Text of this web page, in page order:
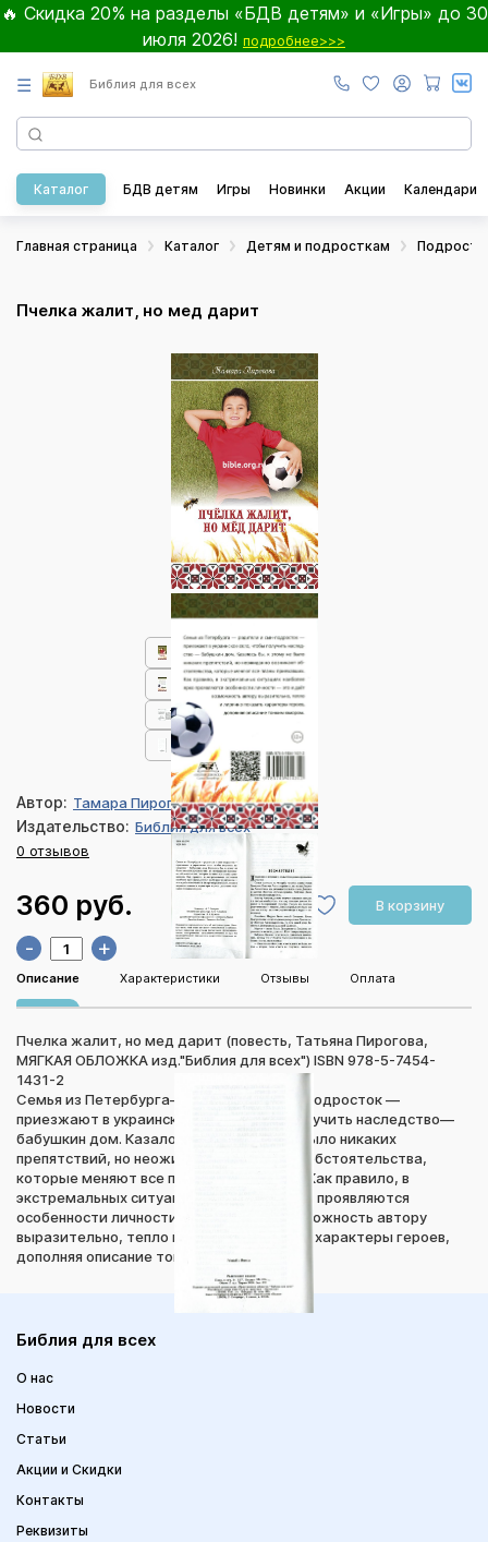
🔥 Скидка 20% на разделы «БДВ детям» и «Игры» до 30
июля 2026! подробнее>>>
☰ Библия для всех
Каталог БДВ детям Игры Новинки Акции Календари
Главная страница Каталог Детям и подросткам
Пчелка жалит, но мед дарит
Автор: Тамара Пирогова
Издательство: Библия для всех
0 отзывов
360 руб. В корзину
- +
Описание Характеристики Отзывы Оплата
Пчелка жалит, но мед дарит (повесть, Татьяна Пирогова,
МЯГКАЯ ОБЛОЖКА изд."Библия для всех") ISBN 978-5-7454-
1431-2
Семья из Петербурга— родители и сын-подросток —
приезжают в украинское село, чтобы получить наследство—
бабушкин дом. Казалось бы, к этому не было никаких
препятствий, но неожиданно возникают обстоятельства,
которые меняют все планы приехавших. Как правило, в
экстремальных ситуациях наиболее ярко проявляются
особенности личности — это и даёт возможность автору
выразительно, тепло и лирично показать характеры героев,
дополняя описание тонким юмором.
Библия для всех
О нас
Новости
Статьи
Акции и Скидки
Контакты
Реквизиты